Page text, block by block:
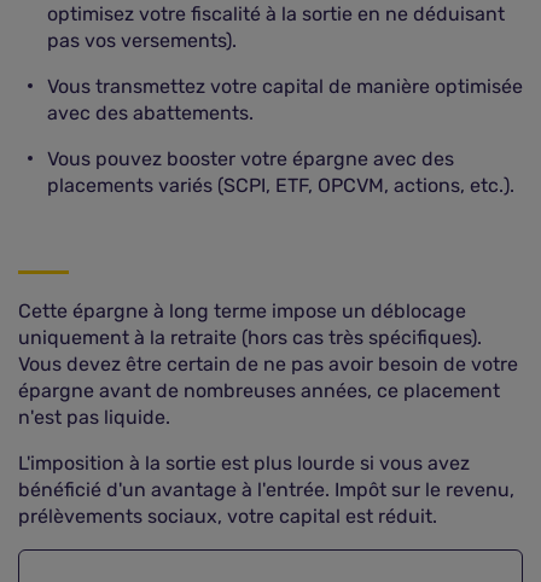
optimisez votre fiscalité à la sortie en ne déduisant
pas vos versements).
Vous transmettez votre capital de manière optimisée
avec des abattements.
Vous pouvez booster votre épargne avec des
placements variés (SCPI, ETF, OPCVM, actions, etc.).
Cette épargne à long terme impose un déblocage
uniquement à la retraite (hors cas très spécifiques).
Vous devez être certain de ne pas avoir besoin de votre
épargne avant de nombreuses années, ce placement
n'est pas liquide.
L'imposition à la sortie est plus lourde si vous avez
bénéficié d'un avantage à l'entrée. Impôt sur le revenu,
prélèvements sociaux, votre capital est réduit.